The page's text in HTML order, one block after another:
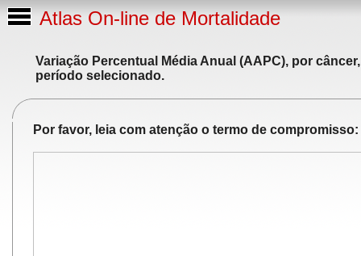
Atlas On-line de Mortalidade
Variação Percentual Média Anual (AAPC), por
período selecionado.
Por favor, leia com atenção o termo de compromisso: